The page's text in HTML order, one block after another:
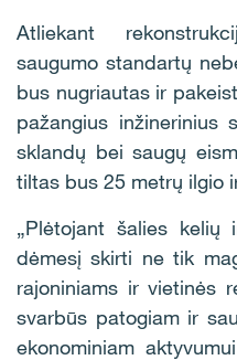
Atliekant
saugumo standartų
bus nugriautas ir
pažangius inžinerinius
sklandų bei saugų
tiltas bus 25 metrų ilgio
„Plėtojant šalies kelių
dėmesį skirti ne tik
rajoniniams ir vietinės
svarbūs patogiam ir
ekonominiam